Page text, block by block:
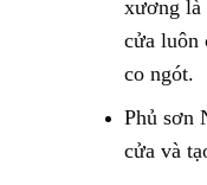
xương là
cửa luôn
co ngót.
Phủ sơn
cửa và